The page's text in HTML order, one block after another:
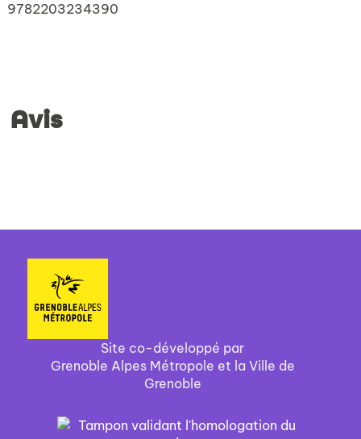
9782203234390
Avis
Site co-développé par
Grenoble Alpes Métropole et la Ville de
Grenoble